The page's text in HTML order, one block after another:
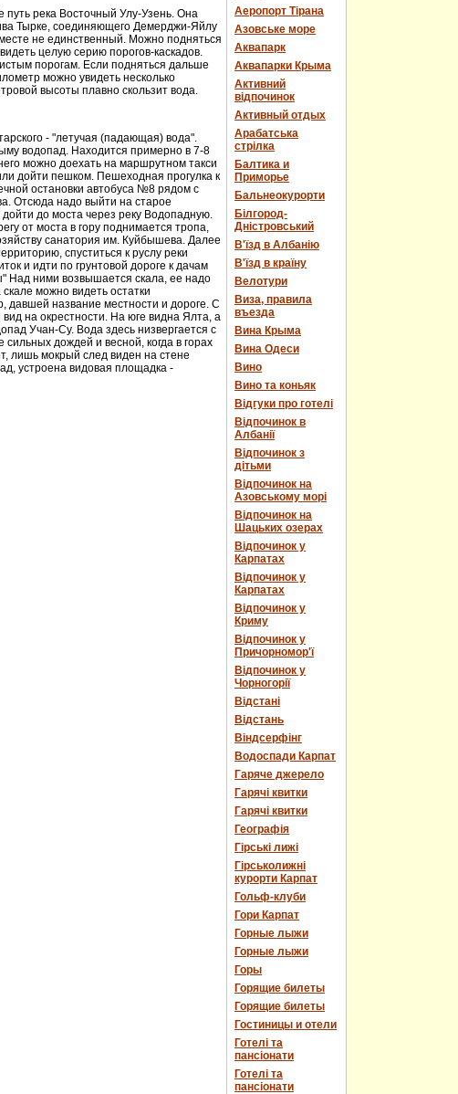
река Восточный Улу-Узень. Она
Тырке, соединяющего Демерджи-Яйлу
не единственный. Можно подняться
целую серию порогов-каскадов.
порогам. Если подняться дальше
можно увидеть несколько
высоты плавно скользит вода.
- "летучая (падающая) вода".
водопад. Находится примерно в 7-8
можно доехать на маршрутном такси
дойти пешком. Пешеходная прогулка к
остановки автобуса №8 рядом с
Отсюда надо выйти на старое
до моста через реку Водопадную.
от моста в гору поднимается тропа,
санатория им. Куйбышева. Далее
спуститься к руслу реки
и идти по грунтовой дороге к дачам
Над ними возвышается скала, ее надо
можно видеть остатки
давшей название местности и дороге. С
на окрестности. На юге видна Ялта, а
Учан-Су. Вода здесь низвергается с
дождей и весной, когда в горах
лишь мокрый след виден на стене
устроена видовая площадка -
Аеропорт Тірана
Азовське море
Аквапарк
Аквапарки Крыма
Активний
відпочинок
Активный отдых
Арабатська
стрілка
Балтика и
Приморье
Бальнеокурорти
Білгород-
Дністровський
В'їзд в Албанію
В'їзд в країну
Велотури
Виза, правила
въезда
Вина Крыма
Вина Одеси
Вино
Вино та коньяк
Відгуки про готелі
Відпочинок в
Албанії
Відпочинок з
дітьми
Відпочинок на
Азовському морі
Відпочинок на
Шацьких озерах
Відпочинок у
Карпатах
Відпочинок у
Карпатах
Відпочинок у
Криму
Відпочинок у
Причорномор'ї
Відпочинок у
Чорногорії
Відстані
Відстань
Віндсерфінг
Водоспади Карпат
Гаряче джерело
Гарячі квитки
Гарячі квитки
Географія
Гірські лижі
Гірськолижні
курорти Карпат
Гольф-клуби
Гори Карпат
Горные лыжи
Горные лыжи
Горы
Горящие билеты
Горящие билеты
Гостиницы и отели
Готелі та
пансіонати
Готелі та
пансіонати